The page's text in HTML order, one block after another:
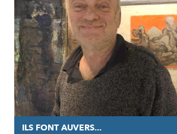
ILS FONT AUVERS...